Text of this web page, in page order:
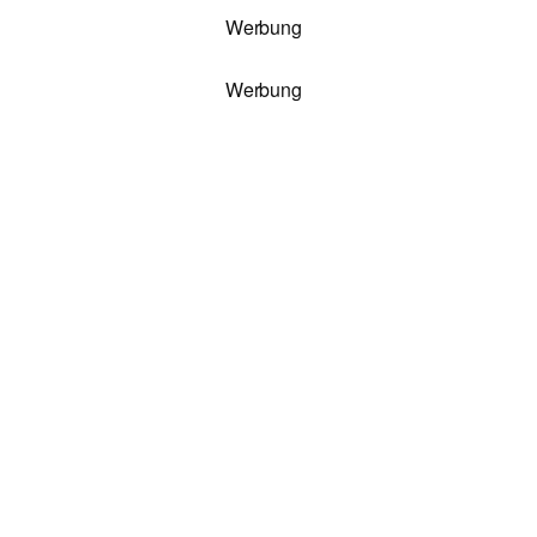
Werbung
Werbung